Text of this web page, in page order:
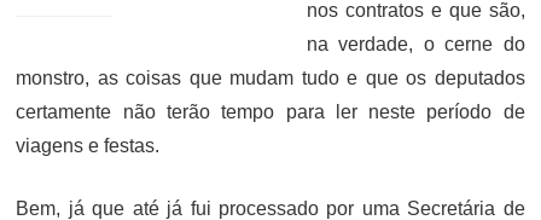
nos contratos e que são,
na verdade, o cerne do
monstro, as coisas que mudam tudo e que os deputados
certamente não terão tempo para ler neste período de
viagens e festas.
Bem, já que até já fui processado por uma Secretária de